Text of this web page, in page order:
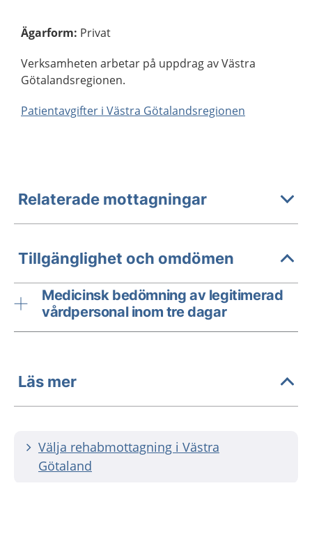
Ägarform: Privat
Verksamheten arbetar på uppdrag av Västra
Götalandsregionen.
Patientavgifter i Västra Götalandsregionen
Relaterade mottagningar
Tillgänglighet och omdömen
Medicinsk bedömning av legitimerad
vårdpersonal inom tre dagar
Läs mer
Välja rehabmottagning i Västra
Götaland